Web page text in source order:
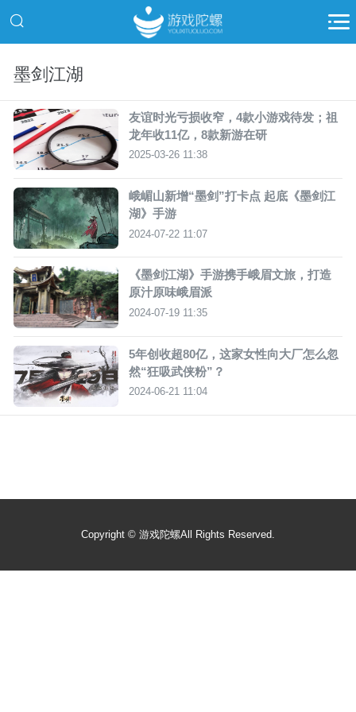
墨剑江湖
友谊时光亏损收窄，4款小游戏待发；祖
龙年收11亿，8款新游在研
2025-03-26 11:38
峨嵋山新增“墨剑”打卡点 起底《墨剑江
湖》手游
2024-07-22 11:07
《墨剑江湖》手游携手峨眉文旅，打造
原汁原味峨眉派
2024-07-19 11:35
5年创收超80亿，这家女性向大厂怎么忽
然“狂吸武侠粉”？
2024-06-21 11:04
Copyright © 游戏陀螺All Rights Reserved.